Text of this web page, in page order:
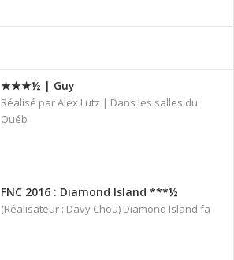
★★★½ | Guy
Réalisé par Alex Lutz | Dans les salles du
Québ
FNC 2016 : Diamond Island ***½
(Réalisateur : Davy Chou) Diamond Island fa